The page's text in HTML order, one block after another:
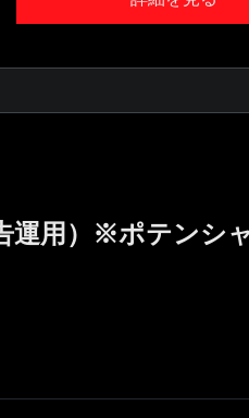
運用）※ポテンシ